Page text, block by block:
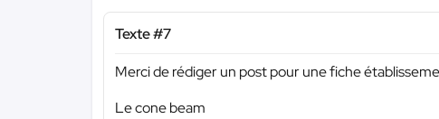
Texte #7
Merci de rédiger un post pour une fiche
Le cone beam